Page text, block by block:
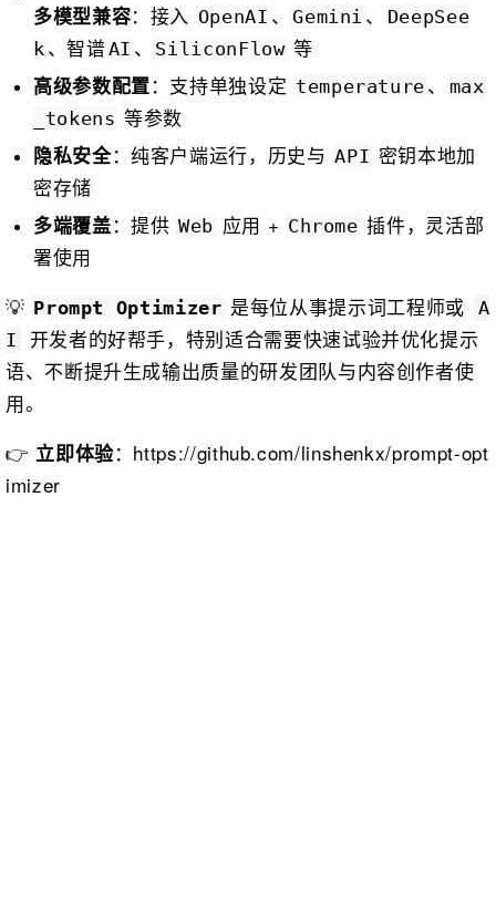
多模型兼容：接入 OpenAI 、 Gemini 、
DeepSee
k 、智谱AI 、 SiliconFlow 等
高级参数配置：支持单独设定 temperature 、
max
_tokens 等参数
隐私安全：纯客户端运行，历史与 API 密钥本地加
密存储
多端覆盖：提供 Web 应用 + Chrome 插件，灵活部
署使用
💡 Prompt Optimizer 是每位从事提示词工程师或
A
I
开发者的好帮手，特别适合需要快速试验并优化提示
语、不断提升生成输出质量的研发团队与内容创作者使
用。
👉 立即体验：https://github.com/linshenkx/prompt-opt
imizer